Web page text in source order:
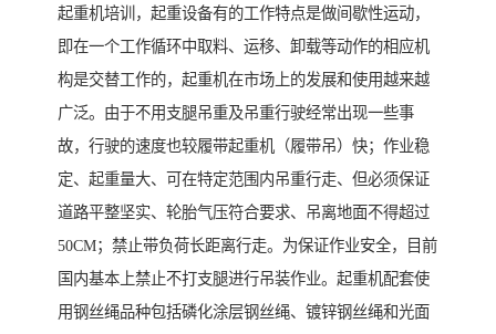
起重机培训，起重设备有的工作特点是做间歇性运动，
即在一个工作循环中取料、运移、卸载等动作的相应机
构是交替工作的，起重机在市场上的发展和使用越来越
广泛。由于不用支腿吊重及吊重行驶经常出现一些事
故，行驶的速度也较履带起重机（履带吊）快；作业稳
定、起重量大、可在特定范围内吊重行走、但必须保证
道路平整坚实、轮胎气压符合要求、吊离地面不得超过
50CM；禁止带负荷长距离行走。为保证作业安全，目前
国内基本上禁止不打支腿进行吊装作业。起重机配套使
用钢丝绳品种包括磷化涂层钢丝绳、镀锌钢丝绳和光面